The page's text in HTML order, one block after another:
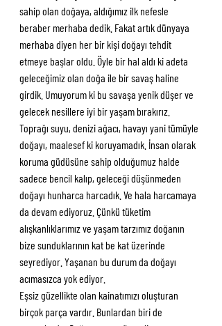
sahip olan doğaya, aldığımız ilk nefesle
beraber merhaba dedik. Fakat artık dünyaya
merhaba diyen her bir kişi doğayı tehdit
etmeye başlar oldu. Öyle bir hal aldı ki adeta
geleceğimiz olan doğa ile bir savaş haline
girdik. Umuyorum ki bu savaşa yenik düşer ve
gelecek nesillere iyi bir yaşam bırakırız.
Toprağı suyu, denizi ağacı, havayı yani tümüyle
doğayı, maalesef ki koruyamadık. İnsan olarak
koruma güdüsüne sahip olduğumuz halde
sadece bencil kalıp, geleceği düşünmeden
doğayı hunharca harcadık. Ve hala harcamaya
da devam ediyoruz. Çünkü tüketim
alışkanlıklarımız ve yaşam tarzımız doğanın
bize sunduklarının kat be kat üzerinde
seyrediyor. Yaşanan bu durum da doğayı
acımasızca yok ediyor.
Eşsiz güzellikte olan kainatımızı oluşturan
birçok parça vardır. Bunlardan biri de